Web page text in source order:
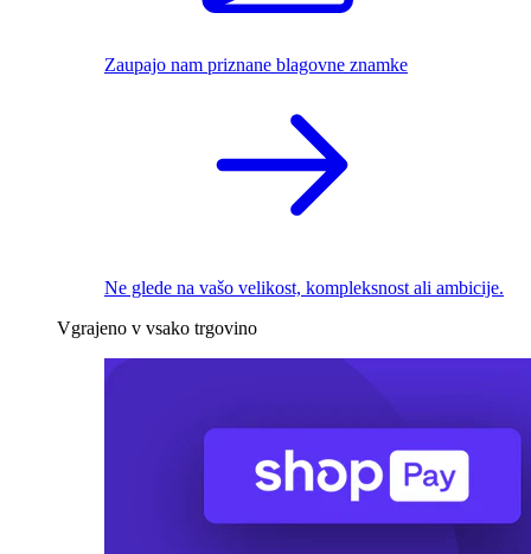
Zaupajo nam priznane blagovne znamke
Ne glede na vašo velikost, kompleksnost ali ambicije.
Vgrajeno v vsako trgovino